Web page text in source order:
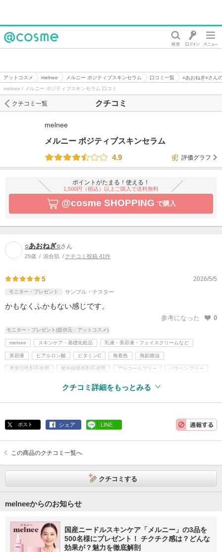
アットコスメ melnee メルニー ポジティブスキンセラム 口コミ一覧
○あおねぎ○さん
melnee / メルニー ポジティブスキンセラム 口コミ
クチコミ
クチコミ一覧
melnee
メルニー ポジティブスキンセラム
4.9
評価グラフ
ポイントがたまる！使える！
1,500円（税込）以上ご購入で送料無料
@cosme SHOPPING で購入
○あおねぎ○さん
29歳 混合肌 クチコミ投稿 41件
5 2026/5/5
モニター・プレゼント サンプル・テスター
かもなくふかもない感じです。
参考になった 0
モニター・プレゼント(提供元：アットコスメ)
melnee スキンケア・基礎化粧品 乳液・美容液・フェイスクリームなど
美容液 ヒアルロン酸 ビタミンC 無着色 無鉱物油
界面活性剤不使用 紫外線吸収剤不使用 アルコールフリー パラベンフリー
クチコミ詳細をもっとみる
ポスト シェア LINE
この商品のクチコミ一覧へ
クチコミする
melneeからのお知らせ
国産ニードルスキンケア「メルニー」の3品を
500名様にプレゼント！ チクチク感は？どんな
効果が？魅力を徹底解剖